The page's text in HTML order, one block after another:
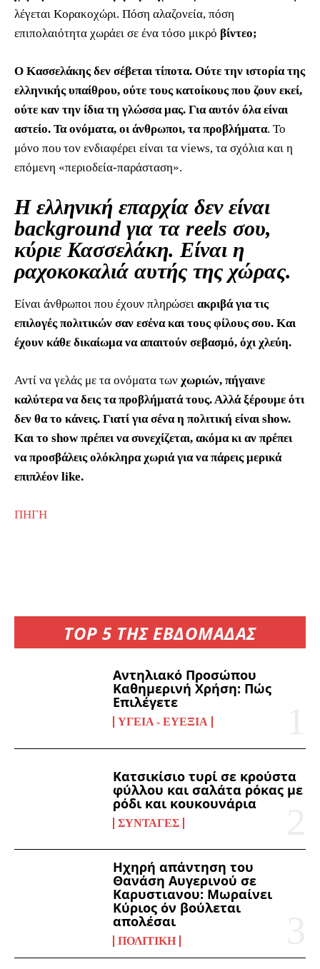
TOP 5 ΤΗΣ ΕΒΔΟΜΑΔΑΣ
Αντηλιακό Προσώπου
Καθημερινή Χρήση: Πώς
Επιλέγετε
ΥΓΕΊΑ - ΕΥΕΞΊΑ
Κατσικίσιο τυρί σε κρούστα
φύλλου και σαλάτα ρόκας με
ρόδι και κουκουνάρια
ΣΥΝΤΑΓΈΣ
Ηχηρή απάντηση του
Θανάση Αυγερινού σε
Καρυστιανου: Μωραίνει
Κύριος όν βούλεται
απολέσαι
ΠΟΛΙΤΙΚΉ
λέγεται Κορακοχώρι. Πόση αλαζονεία, πόση
επιπολαιότητα χωράει σε ένα τόσο μικρό βίντεο;
Ο Κασσελάκης δεν σέβεται τίποτα. Ούτε την ιστορία της
ελληνικής υπαίθρου, ούτε τους κατοίκους που ζουν εκεί,
ούτε καν την ίδια τη γλώσσα μας. Για αυτόν όλα είναι
αστείο. Τα ονόματα, οι άνθρωποι, τα προβλήματα. Το
μόνο που τον ενδιαφέρει είναι τα views, τα σχόλια και η
επόμενη «περιοδεία-παράσταση».
Η ελληνική επαρχία δεν είναι
background για τα reels σου,
κύριε Κασσελάκη. Είναι η
ραχοκοκαλιά αυτής της χώρας.
Είναι άνθρωποι που έχουν πληρώσει ακριβά για τις
επιλογές πολιτικών σαν εσένα και τους φίλους σου. Και
έχουν κάθε δικαίωμα να απαιτούν σεβασμό, όχι χλεύη.
Αντί να γελάς με τα ονόματα των χωριών, πήγαινε
καλύτερα να δεις τα προβλήματά τους. Αλλά ξέρουμε ότι
δεν θα το κάνεις. Γιατί για σένα η πολιτική είναι show.
Και το show πρέπει να συνεχίζεται, ακόμα κι αν πρέπει
να προσβάλεις ολόκληρα χωριά για να πάρεις μερικά
επιπλέον like.
ΠΗΓΗ